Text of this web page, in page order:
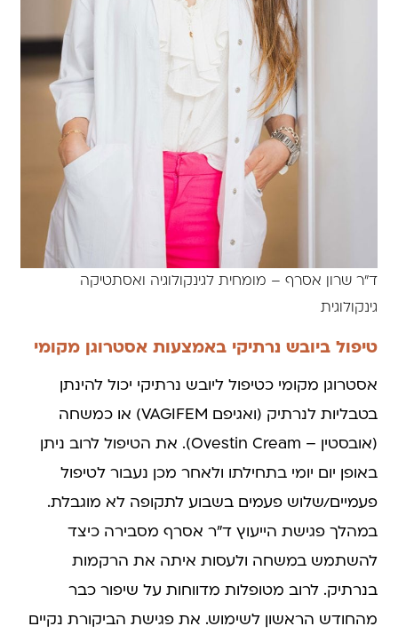
ד"ר שרון אסרף – מומחית לגינקולוגיה ואסתטיקה
גינקולוגית
טיפול ביובש נרתיקי באמצעות אסטרוגן מקומי
אסטרוגן מקומי כטיפול ליובש נרתיקי יכול להינתן
בטבליות לנרתיק (ואגיפם VAGIFEM) או כמשחה
(אובסטין – Ovestin Cream). את הטיפול לרוב ניתן
באופן יום יומי בתחילתו ולאחר מכן נעבור לטיפול
פעמיים/שלוש פעמים בשבוע לתקופה לא מוגבלת.
במהלך פגישת הייעוץ ד"ר אסרף מסבירה כיצד
להשתמש במשחה ולעסות איתה את הרקמות
בנרתיק. לרוב מטופלות מדווחות על שיפור כבר
מהחודש הראשון לשימוש. את פגישת הביקורת נקיים